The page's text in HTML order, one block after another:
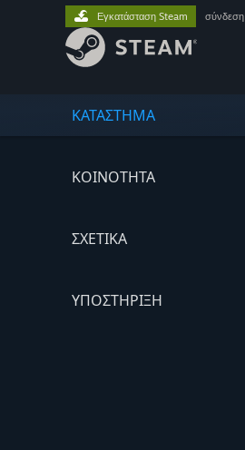
ΚΑΤΑΣΤΗΜΑ
ΚΟΙΝΟΤΗΤΑ
ΣΧΕΤΙΚΆ
ΥΠΟΣΤΗΡΙΞΗ
Εγκατάσταση Steam σύνδεση